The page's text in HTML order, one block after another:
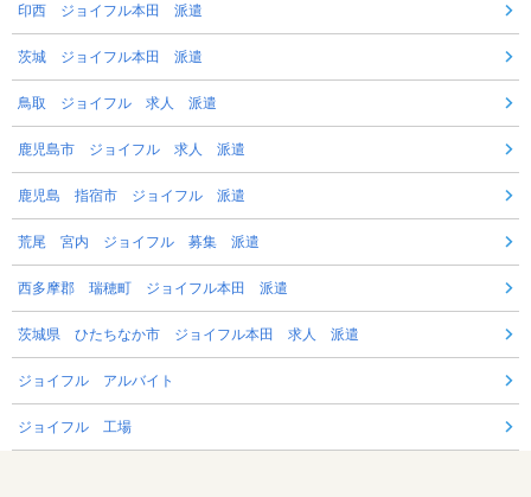
印西 ジョイフル本田 派遣
茨城 ジョイフル本田 派遣
鳥取 ジョイフル 求人 派遣
鹿児島市 ジョイフル 求人 派遣
鹿児島 指宿市 ジョイフル 派遣
荒尾 宮内 ジョイフル 募集 派遣
西多摩郡 瑞穂町 ジョイフル本田 派遣
茨城県 ひたちなか市 ジョイフル本田 求人 派遣
ジョイフル アルバイト
ジョイフル 工場